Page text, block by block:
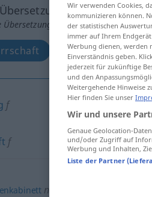
Übersetzung anklicken/antippen)
f
f
n
Wir verwenden Cookies,
kommunizieren können.
der statistischen
immer auf Ihrem
Werbung dienen, werden
Einverständnis geben.
jederzeit für zukünftige
und den
Weitergehende Hinweise
Hier finden Sie unser
Wir und unsere
Genaue Geolocation-
und/oder Zugriff auf
Werbung und Inhalten,
Liste der Partner